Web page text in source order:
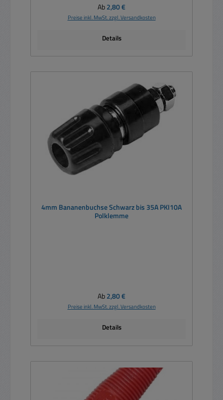
Regulärer Preis:
Ab2,80 €
Preise inkl. MwSt. zzgl. Versandkosten
Details
4mm Bananenbuchse Schwarz bis 35A PKI10A
Polklemme
Regulärer Preis:
Ab2,80 €
Preise inkl. MwSt. zzgl. Versandkosten
Details